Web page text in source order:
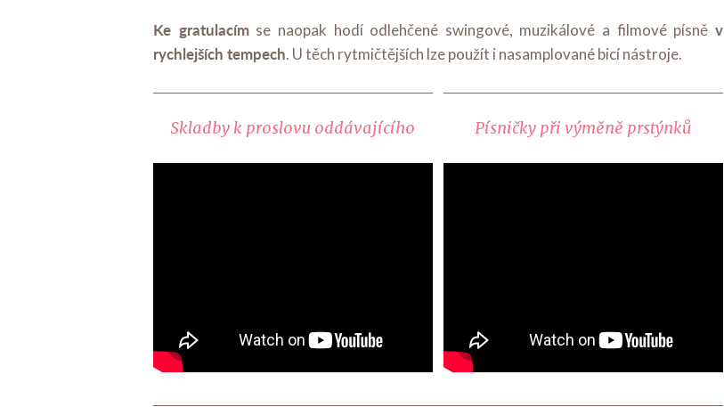
Ke gratulacímse naopak hodí odlehčené swingové, muzikálové a filmové písněv
rychlejších tempech. U těch rytmičtějších lze použít i nasamplované bicí nástroje.
Skladby k proslovu oddávajícího Písničky při výměně prstýnků